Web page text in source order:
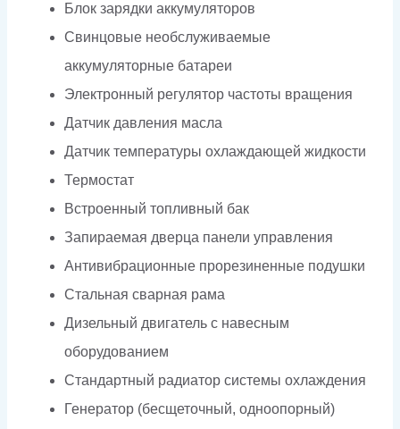
Блок зарядки аккумуляторов
Свинцовые необслуживаемые
аккумуляторные батареи
Электронный регулятор частоты вращения
Датчик давления масла
Датчик температуры охлаждающей жидкости
Термостат
Встроенный топливный бак
Запираемая дверца панели управления
Антивибрационные прорезиненные подушки
Стальная сварная рама
Дизельный двигатель с навесным
оборудованием
Стандартный радиатор системы охлаждения
Генератор (бесщеточный, одноопорный)